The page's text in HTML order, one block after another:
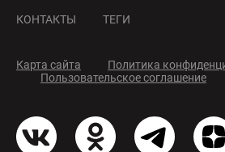
КОНТАКТЫ ТЕГИ
Карта сайта
Политика
Пользовательское соглашение